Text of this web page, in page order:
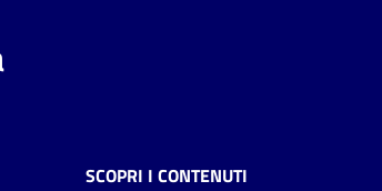
SCOPRI I CONTENUTI